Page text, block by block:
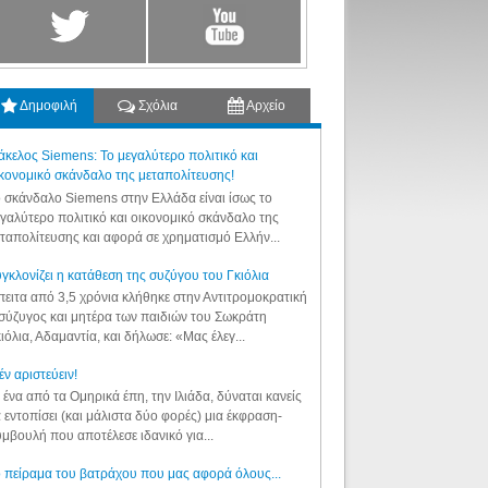
Δημοφιλή Σχόλια Αρχείο
Siemens: Το μεγαλύτερο πολιτικό και
σκάνδαλο της μεταπολίτευσης!
σκάνδαλο Siemens στην Ελλάδα είναι ίσως το
πολιτικό και οικονομικό σκάνδαλο της
και αφορά σε χρηματισμό Ελλήν...
η κατάθεση της συζύγου του Γκιόλια
από 3,5 χρόνια κλήθηκε στην Αντιτρομοκρατική
και μητέρα των παιδιών του Σωκράτη
Αδαμαντία, και δήλωσε: «Μας έλεγ...
αριστεύειν!
ένα από τα Ομηρικά έπη, την Ιλιάδα, δύναται κανείς
εντοπίσει (και μάλιστα δύο φορές) μια έκφραση-
που αποτέλεσε ιδανικό για...
πείραμα του βατράχου που μας αφορά όλους...